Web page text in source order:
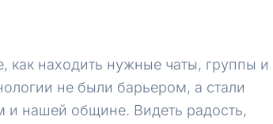
как находить нужные чаты, группы и
не были барьером, а стали
и нашей общине. Видеть радость,